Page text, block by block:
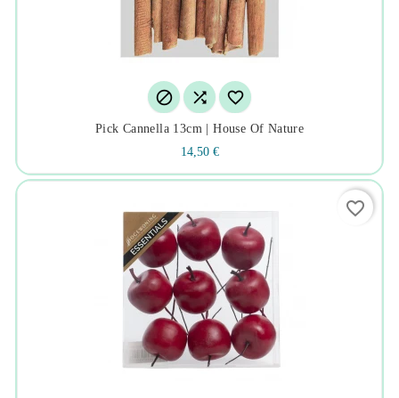
  
Pick Cannella 13cm | House Of Nature
14,50 €
favorite_border